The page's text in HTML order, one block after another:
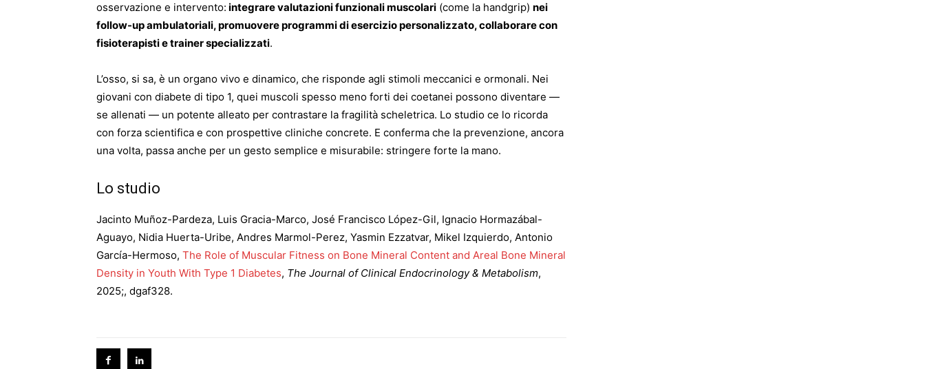
osservazione e intervento: integrare valutazioni funzionali muscolari (come la handgrip) nei
follow-up ambulatoriali, promuovere programmi di esercizio personalizzato, collaborare con
fisioterapisti e trainer specializzati.
L’osso, si sa, è un organo vivo e dinamico, che risponde agli stimoli meccanici e ormonali. Nei
giovani con diabete di tipo 1, quei muscoli spesso meno forti dei coetanei possono diventare —
se allenati — un potente alleato per contrastare la fragilità scheletrica. Lo studio ce lo ricorda
con forza scientifica e con prospettive cliniche concrete. E conferma che la prevenzione, ancora
una volta, passa anche per un gesto semplice e misurabile: stringere forte la mano.
Lo studio
Jacinto Muñoz-Pardeza, Luis Gracia-Marco, José Francisco López-Gil, Ignacio Hormazábal-
Aguayo, Nidia Huerta-Uribe, Andres Marmol-Perez, Yasmin Ezzatvar, Mikel Izquierdo, Antonio
García-Hermoso, The Role of Muscular Fitness on Bone Mineral Content and Areal Bone Mineral
Density in Youth With Type 1 Diabetes, The Journal of Clinical Endocrinology & Metabolism,
2025;, dgaf328.